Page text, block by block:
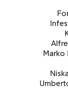
Marko